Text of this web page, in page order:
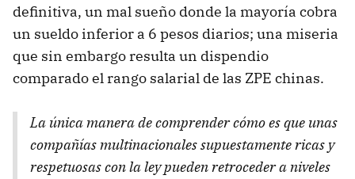
definitiva, un mal sueño donde la mayoría cobra
un sueldo inferior a 6 pesos diarios; una miseria
que sin embargo resulta un dispendio
comparado el rango salarial de las ZPE chinas.
La única manera de comprender cómo es que unas
compañías multinacionales supuestamente ricas y
respetuosas con la ley pueden retroceder a niveles